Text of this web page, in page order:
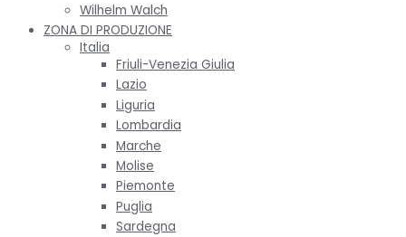
Wilhelm Walch
ZONA DI PRODUZIONE
Italia
Friuli-Venezia Giulia
Lazio
Liguria
Lombardia
Marche
Molise
Piemonte
Puglia
Sardegna